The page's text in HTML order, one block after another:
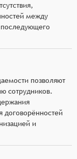
между
позволяют
сотрудников.
договорённостей
и